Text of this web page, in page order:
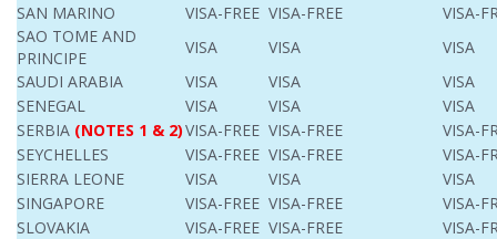
SAN MARINO
VISA-FREE VISA-FREE
VISA-
SAO TOME AND
PRINCIPE
VISA VISA
VISA
SAUDI ARABIA
VISA VISA
VISA
SENEGAL
VISA VISA
VISA
SERBIA (NOTES 1 & 2)VISA-FREE VISA-FREE
VISA-
SEYCHELLES
VISA-FREE VISA-FREE
VISA-
SIERRA LEONE
VISA VISA
VISA
SINGAPORE
VISA-FREE VISA-FREE
VISA-
SLOVAKIA
VISA-FREE VISA-FREE
VISA-